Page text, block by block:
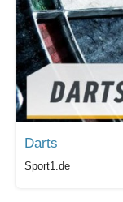
Darts
Sport1.de